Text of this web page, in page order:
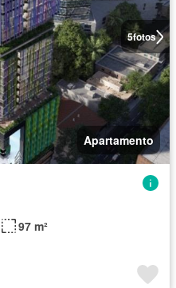
5fotos
Apartamento
97 m²